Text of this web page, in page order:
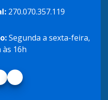
270.070.357.119
Segunda a sexta-feira,
às 16h